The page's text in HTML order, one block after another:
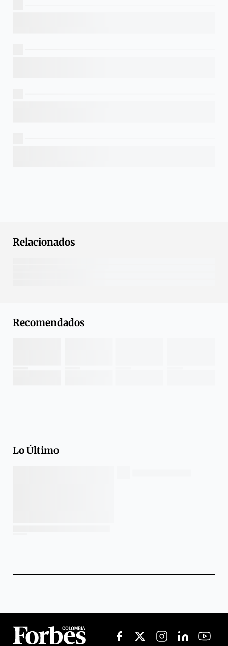
Relacionados
Recomendados
Lo Último